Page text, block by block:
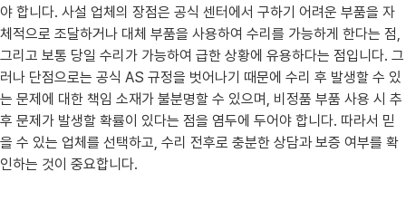
야 합니다. 사설 업체의 장점은 공식 센터에서 구하기 어려운 부품을 자
체적으로 조달하거나 대체 부품을 사용하여 수리를 가능하게 한다는 점,
그리고 보통 당일 수리가 가능하여 급한 상황에 유용하다는 점입니다. 그
러나 단점으로는 공식 AS 규정을 벗어나기 때문에 수리 후 발생할 수 있
는 문제에 대한 책임 소재가 불분명할 수 있으며, 비정품 부품 사용 시 추
후 문제가 발생할 확률이 있다는 점을 염두에 두어야 합니다. 따라서 믿
을 수 있는 업체를 선택하고, 수리 전후로 충분한 상담과 보증 여부를 확
인하는 것이 중요합니다.